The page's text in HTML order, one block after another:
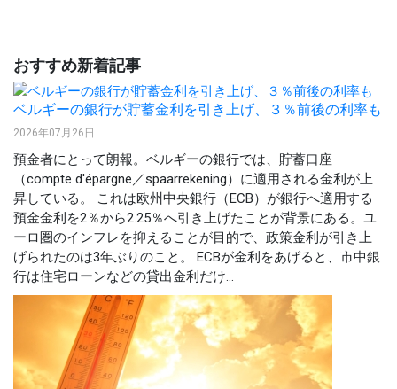
おすすめ新着記事
ベルギーの銀行が貯蓄金利を引き上げ、３％前後の利率も
2026年07月26日
預金者にとって朗報。ベルギーの銀行では、貯蓄口座
（compte d'épargne／spaarrekening）に適用される金利が上
昇している。 これは欧州中央銀行（ECB）が銀行へ適用する
預金金利を2％から2.25％へ引き上げたことが背景にある。ユ
ーロ圏のインフレを抑えることが目的で、政策金利が引き上
げられたのは3年ぶりのこと。 ECBが金利をあげると、市中銀
行は住宅ローンなどの貸出金利だけ...